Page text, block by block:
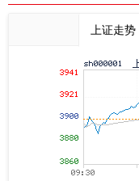
上证走势